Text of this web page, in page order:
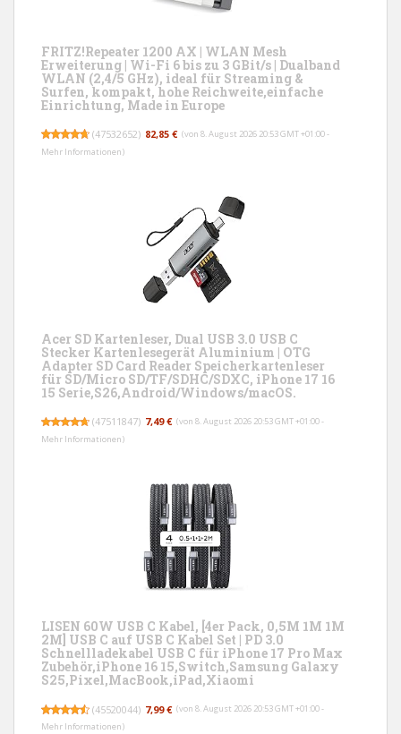
FRITZ!Repeater 1200 AX | WLAN Mesh
Erweiterung | Wi-Fi 6 bis zu 3 GBit/s | Dualband
WLAN (2,4/5 GHz), ideal für Streaming &
Surfen, kompakt, hohe Reichweite,einfache
Einrichtung, Made in Europe
(47532652) 82,85 € (von 8. August 2026 20:53 GMT +01:00 -
Mehr Informationen)
Acer SD Kartenleser, Dual USB 3.0 USB C
Stecker Kartenlesegerät Aluminium | OTG
Adapter SD Card Reader Speicherkartenleser
für SD/Micro SD/TF/SDHC/SDXC, iPhone 17 16
15 Serie,S26,Android/Windows/macOS.
(47511847) 7,49 € (von 8. August 2026 20:53 GMT +01:00 -
Mehr Informationen)
LISEN 60W USB C Kabel, [4er Pack, 0,5M 1M 1M
2M] USB C auf USB C Kabel Set | PD 3.0
Schnellladekabel USB C für iPhone 17 Pro Max
Zubehör,iPhone 16 15,Switch,Samsung Galaxy
S25,Pixel,MacBook,iPad,Xiaomi
(45520044) 7,99 € (von 8. August 2026 20:53 GMT +01:00 -
Mehr Informationen)